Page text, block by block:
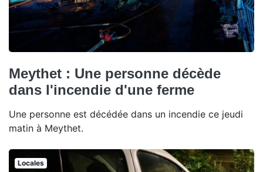
Meythet : Une personne décède
dans l'incendie d'une ferme
Une personne est décédée dans un incendie ce jeudi
matin à Meythet.
Locales